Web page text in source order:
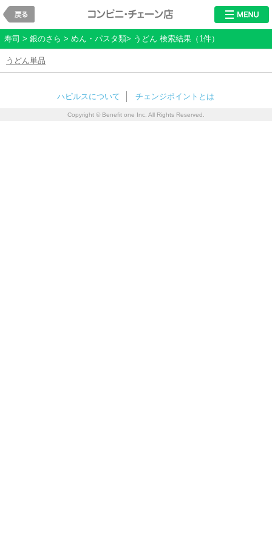
レストラン・チ
寿司 > 銀のさら > めん・パスタ類> うどん 検索結果（1件）
うどん単品
ハピルスについて チェンジポイントとは
Copyright © Benefit one Inc. All Rights Reserved.